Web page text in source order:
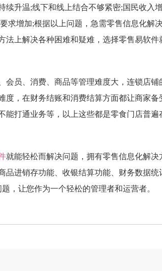
升温;线下和线上结合不够紧密;国民收入
求增加;根据以上问题，急需零售信息化解
上解决各种困难和疑难，选择零售易软件
员、消费、商品等管理难度大，连锁店铺
，在财务结账和消费结算方面都让商家备
打通业务等，以上这些都是零食门店普遍
就能轻松而解决问题，拥有零售信息化解决
品进销存功能、收银结算功能、财务数据统
，让您作为一个轻松的管理者和运营者。